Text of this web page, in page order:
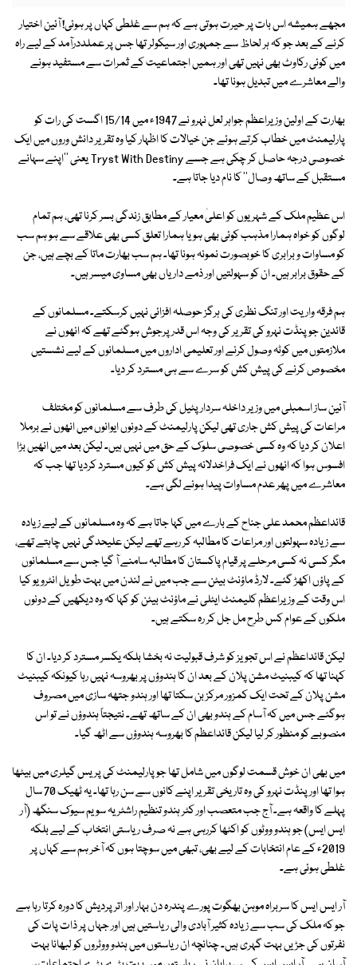
مجھے ہمیشہ اس بات پر حیرت ہوتی ہے کہ ہم سے غلطی کہاں پر ہوئی! آئین اختیار
کرنے کے بعد جو کہ ہر لحاظ سے جمہوری اور سیکولر تھا جس پر عملددرآمد کے لیے راہ
میں کوئی رکاوٹ بھی نہیں تھی اور ہمیں اجتماعیت کے ثمرات سے مستفید ہونے
والے معاشرے میں تبدیل ہونا تھا۔
بھارت کے اولین وزیراعظم جواہر لعل نہرو نے 1947ء میں 15/14 اگست کی رات کو
پارلیمنٹ میں خطاب کرتے ہوئے جن خیالات کا اظہار کیا وہ تقریر دانش وروں میں ایک
خصوصی درجہ حاصل کر چکی ہے جسے Tryst With Destiny یعنی ''اپنے سہانے
مستقبل کے ساتھ وصال'' کا نام دیا جاتا ہے۔
اس عظیم ملک کے شہریوں کو اعلیٰ معیار کے مطابق زندگی بسر کرنا تھی، ہم تمام
لوگوں کو خواہ ہمارا مذہب کوئی بھی ہو یا ہمارا تعلق کسی بھی علاقے سے ہو ہم سب
کو مساوات و برابری کا خوبصورت نمونہ ہونا تھا۔ ہم سب بھارت ماتا کے بچے ہیں، جن
کے حقوق برابر ہیں۔ ان کو سہولتیں اور ذمے داریاں بھی مساوی میسر ہیں۔
ہم فرقہ واریت اور تنگ نظری کی ہرگز حوصلہ افزائی نہیں کرسکتے۔ مسلمانوں کے
قائدین جو پنڈت نہرو کی تقریر کی وجہ اس قدر پرجوش ہوگئے تھے کہ انھوں نے
ملازمتوں میں کوٹہ وصول کرنے اور تعلیمی اداروں میں مسلمانوں کے لیے نشستیں
مخصوص کرنے کی پیش کش کو سرے سے ہی مسترد کر دیا۔
آئین ساز اسمبلی میں وزیر داخلہ سردار پٹیل کی طرف سے مسلمانوں کو مختلف
مراعات کی پیش کش جاری تھی لیکن پارلیمنٹ کے دونوں ایوانوں میں انھوں نے برملا
اعلان کر دیا کہ وہ کسی خصوصی سلوک کے حق میں نہیں ہیں۔ لیکن بعد میں انھیں بڑا
افسوس ہوا کہ انھوں نے ایک فراخدلانہ پیش کش کو کیوں مسترد کردیا تھا جب کہ
معاشرے میں پھر عدم مساوات پیدا ہونے لگی ہے۔
قائداعظم محمد علی جناح کے بارے میں کہا جاتا ہے کہ وہ مسلمانوں کے لیے زیادہ
سے زیادہ سہولتوں اور مراعات کا مطالبہ کر رہے تھے لیکن علیحدگی نہیں چاہتے تھے،
مگر کسی نہ کسی مرحلے پر قیام پاکستان کا مطالبہ سامنے آ گیا جس سے مسلمانوں
کے پاؤں اکھڑ گئے۔ لارڈ ماؤنٹ بیٹن سے جب میں نے لندن میں بہت طویل انٹرویو کیا
اس وقت کے وزیراعظم کلیمنٹ ایٹلی نے ماؤنٹ بیٹن کو کہا کہ وہ دیکھیں کے دونوں
ملکوں کے عوام کس طرح مل جل کر رہ سکتے ہیں۔
لیکن قائداعظم نے اس تجویز کو شرف قبولیت نہ بخشا بلکہ یکسر مسترد کر دیا۔ ان کا
کہنا تھا کہ کیبنیٹ مشن پلان کے بعد ان کا ہندوؤں پر بھروسہ نہیں رہا کیونکہ کیبنیٹ
مشن پلان کے تحت ایک کمزور مرکز بن سکتا تھا اور ہندو جتھہ سازی میں مصروف
ہوگئے جس میں کہ آسام کے ہندو بھی ان کے ساتھ تھے۔ نتیجتاً ہندوؤں نے تو اس
منصوبے کو منظور کر لیا لیکن قائداعظم کا بھروسہ ہندوؤں سے اٹھ گیا۔
میں بھی ان خوش قسمت لوگوں میں شامل تھا جو پارلیمنٹ کی پریس گیلری میں بیٹھا
ہوا تھا اور پنڈت نہرو کی وہ تاریخی تقریر اپنے کانوں سے سن رہا تھا۔ یہ ٹھیک 70 سال
پہلے کا واقعہ ہے۔ آج جب متعصب اور کٹر ہندو تنظیم راشٹریہ سویم سیوک سنگھ (آر
ایس ایس) جو ہندو ووٹوں کو اکٹھا کررہی ہے نہ صرف ریاستی انتخاب کے لیے بلکہ
2019ء کے عام انتخابات کے لیے بھی، تبھی میں سوچتا ہوں کہ آخر ہم سے کہاں پر
غلطی ہوئی ہے۔
آر ایس ایس کا سربراہ موہن بھگوت پورے پندرہ دن بہار اور اتر پردیش کا دورہ کرتا رہا ہے
جو کہ ملک کی سب سے زیادہ کثیر آبادی والی ریاستیں ہیں اور جہاں پر ذات پات کی
نفرتوں کی جڑیں بہت گہری ہیں۔ چنانچہ ان ریاستوں میں ہندو ووٹروں کو لبھانا بہت